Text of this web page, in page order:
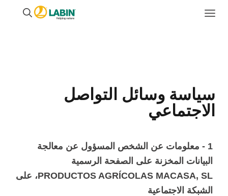
سياسة وسائل التواصل
الاجتماعي
1 - معلومات عن الشخص المسؤول عن معالجة
البيانات المخزنة على الصفحة الرسمية
PRODUCTOS AGRÍCOLAS MACASA, SL، على
الشبكة الاجتماعية